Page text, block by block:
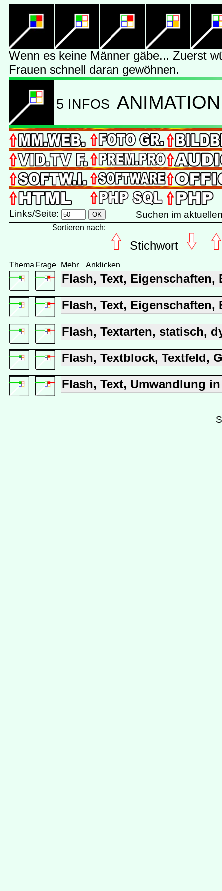
Wenn es keine Männer gäbe... Zuerst
Frauen schnell daran gewöhnen.
5 INFOS
Links/Seite: Suchen im
Sortieren nach:
Stichwort
Thema Frage Mehr... Anklicken
Flash, Text,
Flash, Text,
Flash, Textarten, statisch,
Flash, Textblock, Textfeld,
Flash, Text, Umwandlung